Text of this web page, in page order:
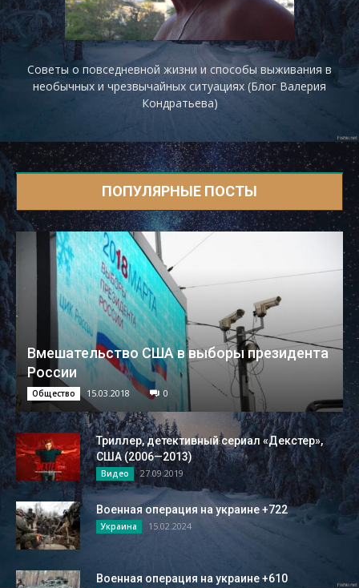
Советы о повседневной жизни и способы выживания в
необычных и чрезвычайных ситуациях (Блог Валерия
Кондратьева)
ПОПУЛЯРНЫЕ ПОСТЫ
Вмешательство США в выборы президента
России
Общество 15.03.2018 0
Триллер, детективный сериал «Декстер»,
США (2006—2013)
Видео 27.09.2019
Военная операция на украине +722
Украина 15.02.2024
Военная операция на украине +610